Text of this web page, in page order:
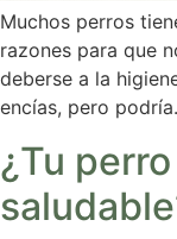
Muchos perros
razones para que
deberse a la
encías, pero
¿Tu